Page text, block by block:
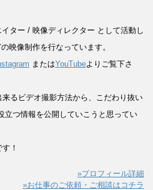
ター / 映像ディレクター として活動し
映像制作を行なっています。
またはYouTubeよりご覧下さ
るビデオ撮影方法から、こだわり抜い
立つ情報を公開していこうと思ってい
！
»プロフィール詳細
»お仕事のご依頼・ご相談はコチラ